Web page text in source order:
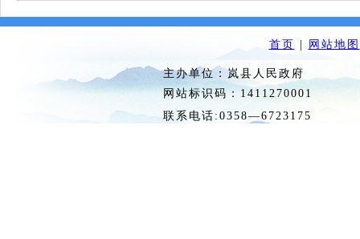
首页 网站地图
主办单位：岚县人民政府
网站标识码：
联系电话